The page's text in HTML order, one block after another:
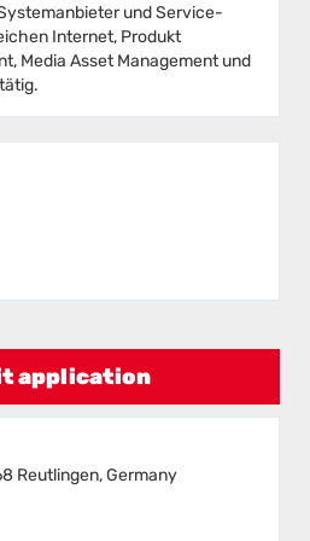
und Service-
Internet, Produkt
Media Asset Management und
application
Reutlingen, Germany